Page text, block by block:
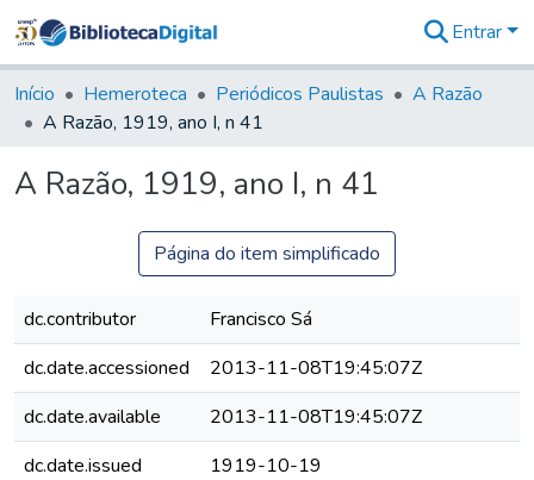
&
Coleções
Tudo na
Digital
Entrar
Início Hemeroteca Periódicos Paulistas
A Razão
A Razão, 1919, ano I, n 41
A Razão, 1919, ano I, n 41
Página do item simplificado
dc.contributor
Francisco Sá
dc.date.accessioned
2013-11-08T19:45:07Z
dc.date.available
2013-11-08T19:45:07Z
dc.date.issued
1919-10-19